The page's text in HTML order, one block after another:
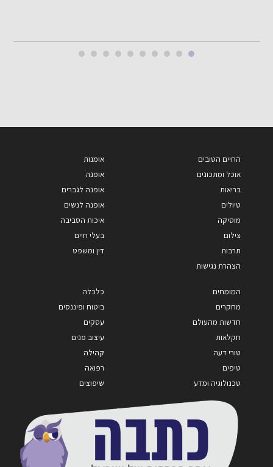
החיים הטובים
אוכל ומתכונים
בריאות
טיולים
מוסיקה
צילום
תרבות
הצהרת נגישות
אומנות
אופנה
אופנה לגברים
אופנה לנשים
איכות הסביבה
בעלי חיים
דין ומשפט
המומחים
מחקרים
חדשות מהעולם
חקלאות
טורי דעה
טיפים
טכנולוגיה ומדע
כלכלה
ביטוח ופיננסים
עסקים
עיצוב פנים
קהילה
רפואה
שיפוצים